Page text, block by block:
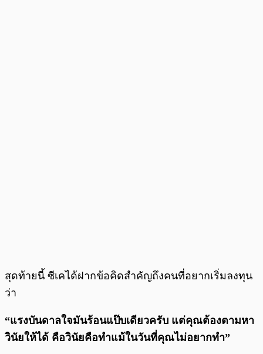
สุดท้ายนี้ ซีเคได้ฝากข้อคิดสำคัญถึงคนที่อยากเริ่มลงทุน
ว่า
“แรงบันดาลใจมันร้อนแป๊บเดียวครับ แต่คุณต้องตามหา
วินัยให้ได้ คือวินัยคือทำแม้ในวันที่คุณไม่อยากทำ”